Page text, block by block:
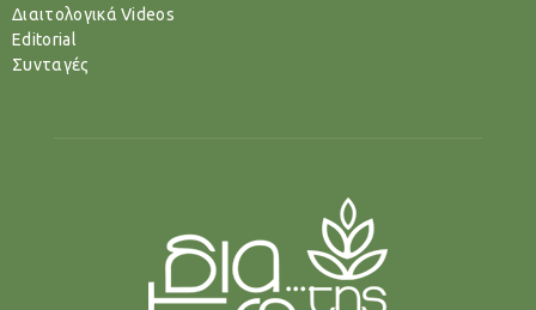
Διαιτολογικά Videos
Editorial
Συνταγές